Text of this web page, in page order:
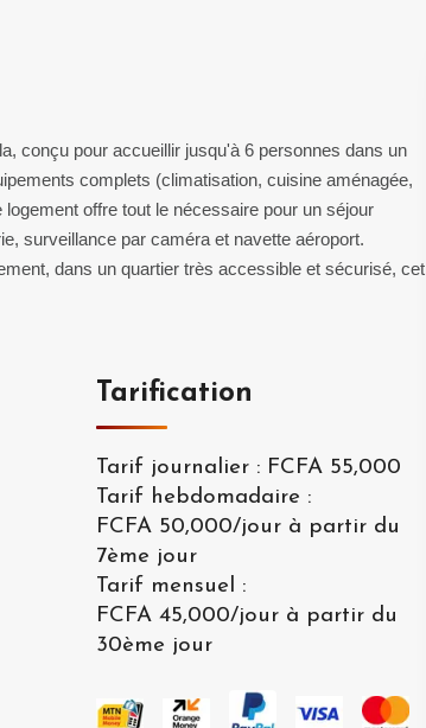
conçu pour accueillir jusqu'à 6 personnes dans un
complets (climatisation, cuisine aménagée,
offre tout le nécessaire pour un séjour
surveillance par caméra et navette aéroport.
dans un quartier très accessible et sécurisé, cet
Tarification
Tarif journalier: FCFA 55,000
Tarif hebdomadaire :
FCFA 50,000/jour à partir du
7ème jour
Tarif mensuel :
FCFA 45,000/jour à partir du
30ème jour